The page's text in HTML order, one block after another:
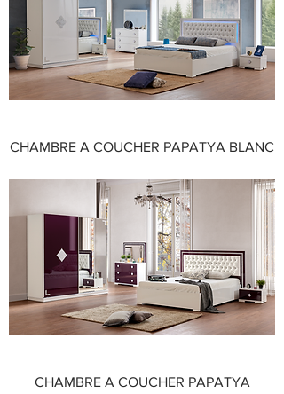
CHAMBRE A COUCHER PAPATYA BLANC
CHAMBRE A COUCHER PAPATYA